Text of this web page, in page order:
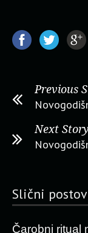
Previous
Next Story
Slični
Čarobni ritual